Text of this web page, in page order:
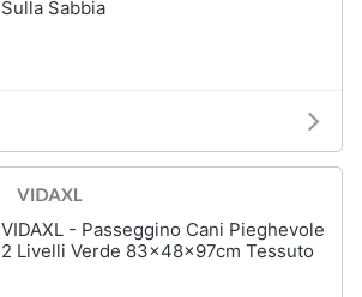
Sulla Sabbia
VIDAXL - Passeggino Cani Pieghevole
2 Livelli Verde 83x48x97cm Tessuto